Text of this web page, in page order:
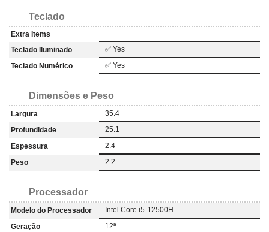
Teclado
Extra Items
Teclado Iluminado
✅ Yes
Teclado Numérico
✅ Yes
Dimensões e Peso
Largura
35.4
Profundidade
25.1
Espessura
2.4
Peso
2.2
Processador
Modelo do Processador
Intel Core i5-12500H
Geração
12ª